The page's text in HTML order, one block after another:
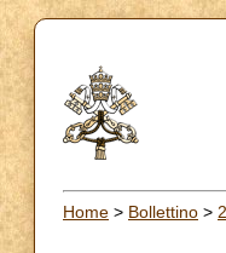
Home > Bollettino >